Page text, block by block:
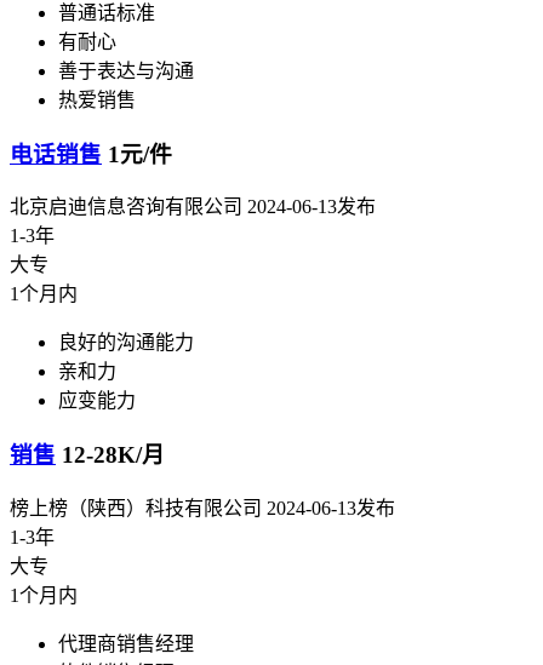
普通话标准
有耐心
善于表达与沟通
热爱销售
电话销售 1元/件
北京启迪信息咨询有限公司 2024-06-13发布
1-3年
大专
1个月内
良好的沟通能力
亲和力
应变能力
销售 12-28K/月
榜上榜（陕西）科技有限公司 2024-06-13发布
1-3年
大专
1个月内
代理商销售经理